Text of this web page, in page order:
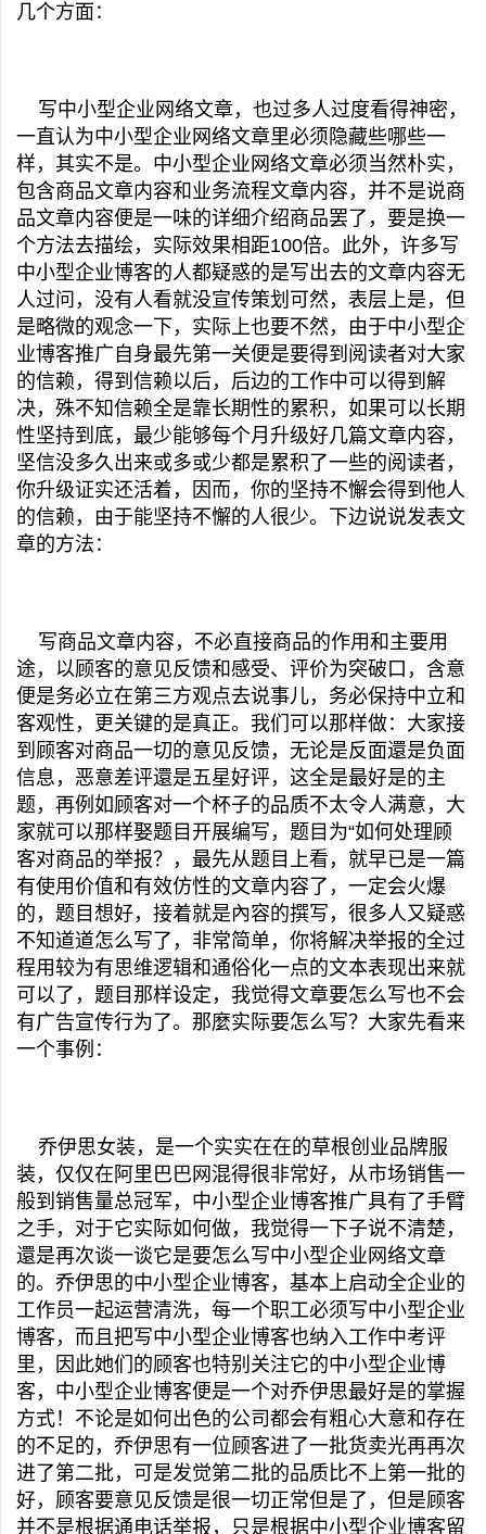
几个方面：
写中小型企业网络文章，也过多人过度看得神密，
一直认为中小型企业网络文章里必须隐藏些哪些一
样，其实不是。中小型企业网络文章必须当然朴实，
包含商品文章内容和业务流程文章内容，并不是说商
品文章内容便是一味的详细介绍商品罢了，要是换一
个方法去描绘，实际效果相距100倍。此外，许多写
中小型企业博客的人都疑惑的是写出去的文章内容无
人过问，没有人看就没宣传策划可然，表层上是，但
是略微的观念一下，实际上也要不然，由于中小型企
业博客推广自身最先第一关便是要得到阅读者对大家
的信赖，得到信赖以后，后边的工作中可以得到解
决，殊不知信赖全是靠长期性的累积，如果可以长期
性坚持到底，最少能够每个月升级好几篇文章内容，
坚信没多久出来或多或少都是累积了一些的阅读者，
你升级证实还活着，因而，你的坚持不懈会得到他人
的信赖，由于能坚持不懈的人很少。下边说说发表文
章的方法：
写商品文章内容，不必直接商品的作用和主要用
途，以顾客的意见反馈和感受、评价为突破口，含意
便是务必立在第三方观点去说事儿，务必保持中立和
客观性，更关键的是真正。我们可以那样做：大家接
到顾客对商品一切的意见反馈，无论是反面還是负面
信息，恶意差评還是五星好评，这全是最好是的主
题，再例如顾客对一个杯子的品质不太令人满意，大
家就可以那样娶题目开展编写，题目为“如何处理顾
客对商品的举报？，最先从题目上看，就早已是一篇
有使用价值和有效仿性的文章内容了，一定会火爆
的，题目想好，接着就是內容的撰写，很多人又疑惑
不知道道怎么写了，非常简单，你将解决举报的全过
程用较为有思维逻辑和通俗化一点的文本表现出来就
可以了，题目那样设定，我觉得文章要怎么写也不会
有广告宣传行为了。那麼实际要怎么写？大家先看来
一个事例：
乔伊思女装，是一个实实在在的草根创业品牌服
装，仅仅在阿里巴巴网混得很非常好，从市场销售一
般到销售量总冠军，中小型企业博客推广具有了手臂
之手，对于它实际如何做，我觉得一下子说不清楚，
還是再次谈一谈它是要怎么写中小型企业网络文章
的。乔伊思的中小型企业博客，基本上启动全企业的
工作员一起运营清洗，每一个职工必须写中小型企业
博客，而且把写中小型企业博客也纳入工作中考评
里，因此她们的顾客也特别关注它的中小型企业博
客，中小型企业博客便是一个对乔伊思最好是的掌握
方式！不论是如何出色的公司都会有粗心大意和存在
的不足的，乔伊思有一位顾客进了一批货卖光再再次
进了第二批，可是发觉第二批的品质比不上第一批的
好，顾客要意见反馈是很一切正常但是了，但是顾客
并不是根据通电话举报，只是根据中小型企业博客留